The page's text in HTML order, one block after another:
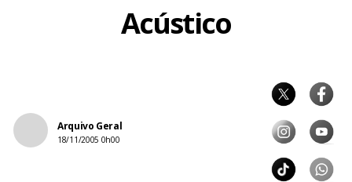
Acústico
Arquivo Geral
18/11/2005 0h00